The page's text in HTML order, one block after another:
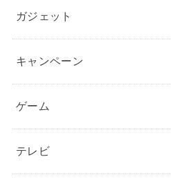
ガジェット
キャンペーン
ゲーム
テレビ